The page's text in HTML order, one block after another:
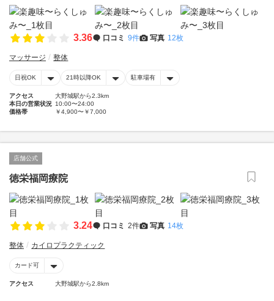
3.36 口コミ 9件 写真 12枚
マッサージ 整体
日祝OK 21時以降OK 駐車場有
アクセス
大野城駅から2.3km
本日の営業状況 10:00〜24:00
価格帯
￥4,900〜￥7,000
店舗公式
徳栄福岡療院
3.24 口コミ 2件 写真 14枚
整体 カイロプラクティック
カード可
アクセス 大野城駅から2.8km